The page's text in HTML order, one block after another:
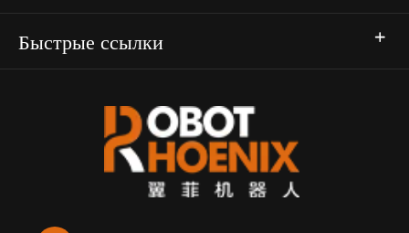
Быстрые ссылки